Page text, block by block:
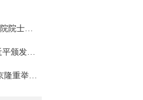
习近平出席国家科学技术奖励大会两院院士大会中国科协第十一次全国代表大会并发表重要讲话
中央军委举行晋升上将军衔仪式 习近平颁发命令状并向晋衔的军官表示祝贺
庆祝中国共产党成立105周年大会在京隆重举行 习近平发表重要讲话